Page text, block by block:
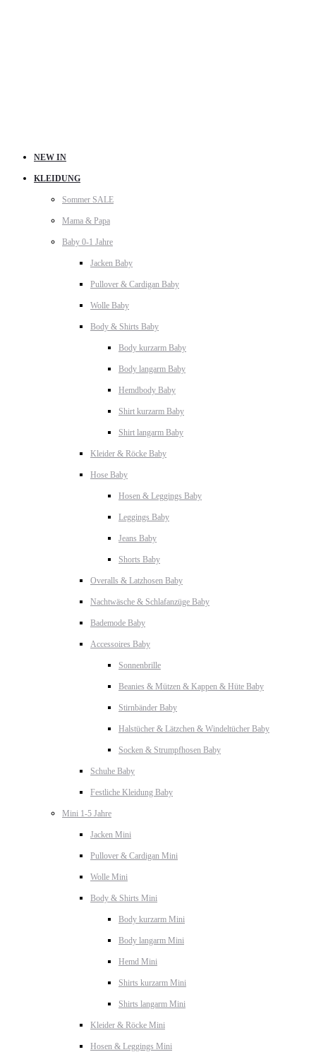
NEW IN
KLEIDUNG
Sommer SALE
Mama & Papa
Baby 0-1 Jahre
Jacken Baby
Pullover & Cardigan Baby
Wolle Baby
Body & Shirts Baby
Body kurzarm Baby
Body langarm Baby
Hemdbody Baby
Shirt kurzarm Baby
Shirt langarm Baby
Kleider & Röcke Baby
Hose Baby
Hosen & Leggings Baby
Leggings Baby
Jeans Baby
Shorts Baby
Overalls & Latzhosen Baby
Nachtwäsche & Schlafanzüge Baby
Bademode Baby
Accessoires Baby
Sonnenbrille
Beanies & Mützen & Kappen & Hüte Baby
Stirnbänder Baby
Halstücher & Lätzchen & Windeltücher Baby
Socken & Strumpfhosen Baby
Schuhe Baby
Festliche Kleidung Baby
Mini 1-5 Jahre
Jacken Mini
Pullover & Cardigan Mini
Wolle Mini
Body & Shirts Mini
Body kurzarm Mini
Body langarm Mini
Hemd Mini
Shirts kurzarm Mini
Shirts langarm Mini
Kleider & Röcke Mini
Hosen & Leggings Mini